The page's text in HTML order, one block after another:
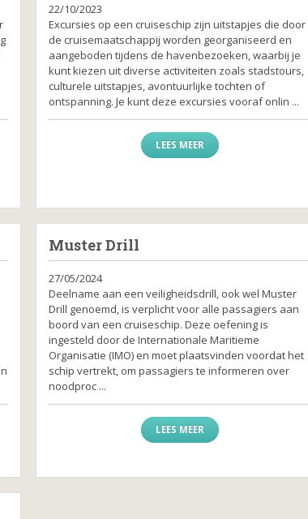
22/10/2023
Excursies op een cruiseschip zijn uitstapjes die door
de cruisemaatschappij worden georganiseerd en
aangeboden tijdens de havenbezoeken, waarbij je
kunt kiezen uit diverse activiteiten zoals stadstours,
culturele uitstapjes, avontuurlijke tochten of
ontspanning. Je kunt deze excursies vooraf onlin ...
LEES MEER
Muster Drill
27/05/2024
Deelname aan een veiligheidsdrill, ook wel Muster
Drill genoemd, is verplicht voor alle passagiers aan
boord van een cruiseschip. Deze oefening is
ingesteld door de Internationale Maritieme
Organisatie (IMO) en moet plaatsvinden voordat het
schip vertrekt, om passagiers te informeren over
noodproc ...
LEES MEER